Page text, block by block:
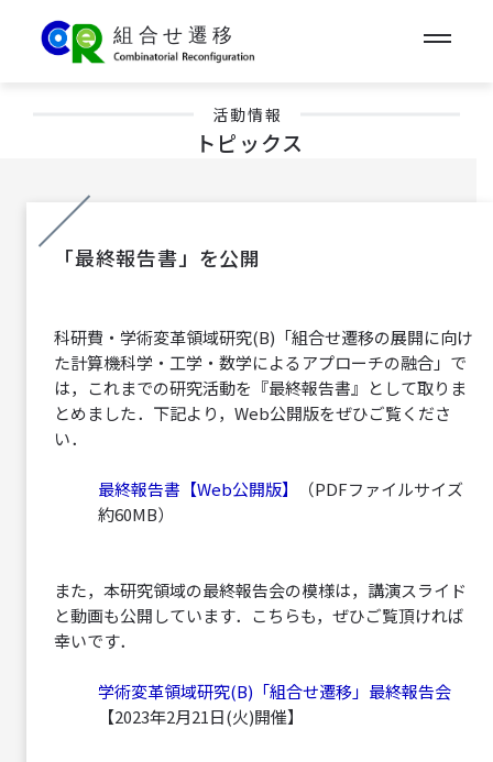
活動情報
トピックス
「最終報告書」を公開
科研費・学術変革領域研究(B)「組合せ遷移の展開に向け
た計算機科学・工学・数学によるアプローチの融合」で
は，これまでの研究活動を『最終報告書』として取りま
とめました．下記より，Web公開版をぜひご覧くださ
い．
最終報告書【Web公開版】
（PDFファイルサイズ
約60MB）
また，本研究領域の最終報告会の模様は，講演スライド
と動画も公開しています．こちらも，ぜひご覧頂ければ
幸いです．
学術変革領域研究(B)「組合せ遷移」最終報告会
【2023年2月21日(火)開催】